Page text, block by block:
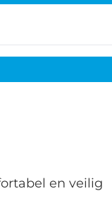
en veilig